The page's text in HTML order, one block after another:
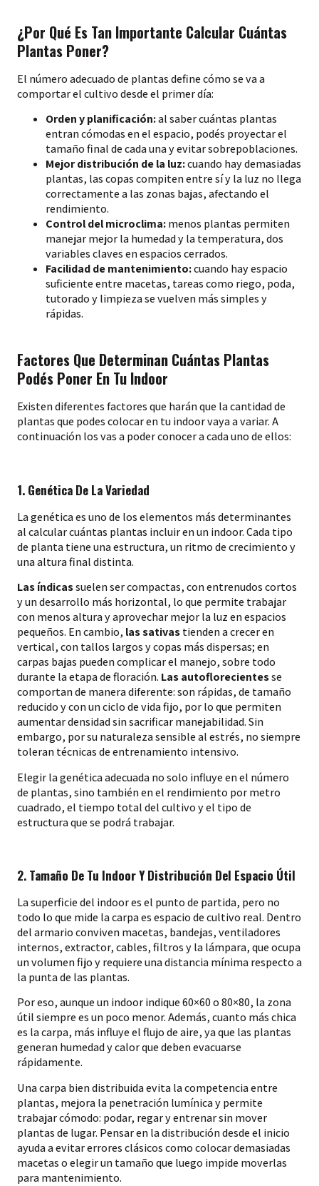
¿Por Qué Es Tan Importante Calcular Cuántas
Plantas Poner?
El número adecuado de plantas define cómo se va a
comportar el cultivo desde el primer día:
Orden y planificación:al saber cuántas plantas
entran cómodas en el espacio, podés proyectar el
tamaño final de cada una y evitar sobrepoblaciones.
Mejor distribución de la luz:cuando hay demasiadas
plantas, las copas compiten entre sí y la luz no llega
correctamente a las zonas bajas, afectando el
rendimiento.
Control del microclima:menos plantas permiten
manejar mejor la humedad y la temperatura, dos
variables claves en espacios cerrados.
Facilidad de mantenimiento:cuando hay espacio
suficiente entre macetas, tareas como riego, poda,
tutorado y limpieza se vuelven más simples y
rápidas.
Factores Que Determinan Cuántas Plantas
Podés Poner En Tu Indoor
Existen diferentes factores que harán que la cantidad de
plantas que podes colocar en tu indoor vaya a variar. A
continuación los vas a poder conocer a cada uno de ellos:
1. Genética De La Variedad
La genética es uno de los elementos más determinantes
al calcular cuántas plantas incluir en un indoor. Cada tipo
de planta tiene una estructura, un ritmo de crecimiento y
una altura final distinta.
Las índicassuelen ser compactas, con entrenudos cortos
y un desarrollo más horizontal, lo que permite trabajar
con menos altura y aprovechar mejor la luz en espacios
pequeños. En cambio, las sativastienden a crecer en
vertical, con tallos largos y copas más dispersas; en
carpas bajas pueden complicar el manejo, sobre todo
durante la etapa de floración. Las autoflorecientesse
comportan de manera diferente: son rápidas, de tamaño
reducido y con un ciclo de vida fijo, por lo que permiten
aumentar densidad sin sacrificar manejabilidad. Sin
embargo, por su naturaleza sensible al estrés, no siempre
toleran técnicas de entrenamiento intensivo.
Elegir la genética adecuada no solo influye en el número
de plantas, sino también en el rendimiento por metro
cuadrado, el tiempo total del cultivo y el tipo de
estructura que se podrá trabajar.
2. Tamaño De Tu Indoor Y Distribución Del Espacio Útil
La superficie del indoor es el punto de partida, pero no
todo lo que mide la carpa es espacio de cultivo real. Dentro
del armario conviven macetas, bandejas, ventiladores
internos, extractor, cables, filtros y la lámpara, que ocupa
un volumen fijo y requiere una distancia mínima respecto a
la punta de las plantas.
Por eso, aunque un indoor indique 60×60 o 80×80, la zona
útil siempre es un poco menor. Además, cuanto más chica
es la carpa, más influye el flujo de aire, ya que las plantas
generan humedad y calor que deben evacuarse
rápidamente.
Una carpa bien distribuida evita la competencia entre
plantas, mejora la penetración lumínica y permite
trabajar cómodo: podar, regar y entrenar sin mover
plantas de lugar. Pensar en la distribución desde el inicio
ayuda a evitar errores clásicos como colocar demasiadas
macetas o elegir un tamaño que luego impide moverlas
para mantenimiento.